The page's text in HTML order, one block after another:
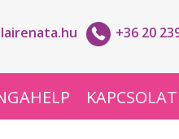
+36 20
KAPCSOLAT